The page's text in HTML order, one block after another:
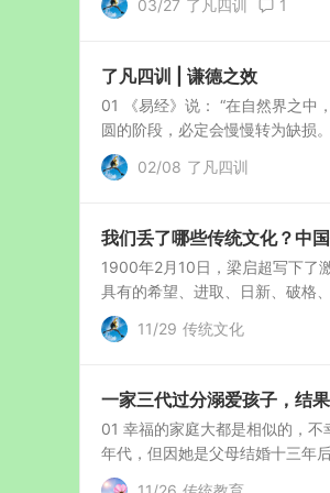
03/27 了凡四训 1
了凡四训 | 谦德之效
01 《易经》说： “在自然界之中
圆的阶段，必定会慢慢转为缺损
02/08 了凡四训
我们丢了哪些传统文化？中
1900年2月10日，梁启超写下了
具有的希望、进取、日新、破格
11/29 传统文化
一家三代过分溺爱孩子，结
01 幸福的家庭大都是相似的，
年代，但因她是父母结婚十三年